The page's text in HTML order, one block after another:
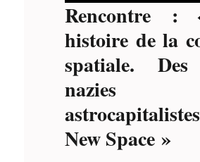
Rencontre :
histoire de la
spatiale. Des
nazies
New Space »